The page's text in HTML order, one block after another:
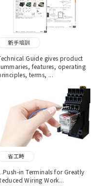
新手培訓
Guide gives product
features, operating
terms, ...
省工時
in Terminals for Greatly
Wiring Work...